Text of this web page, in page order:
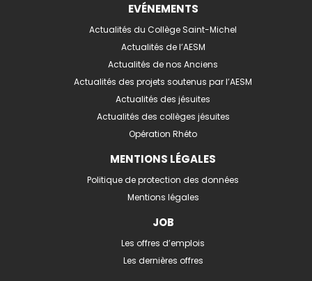
EVÉNEMENTS
Actualités du Collège Saint-Michel
Actualités de l’AESM
Actualités de nos Anciens
Actualités des projets soutenus par l’AESM
Actualités des jésuites
Actualités des collèges jésuites
Opération Rhéto
MENTIONS LÉGALES
Politique de protection des données
Mentions légales
JOB
Les offres d’emplois
Les dernières offres